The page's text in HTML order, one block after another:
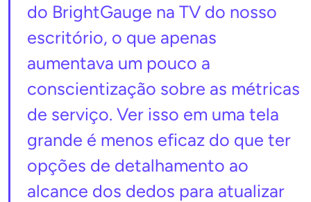
do BrightGauge na TV do nosso
escritório, o que apenas
aumentava um pouco a
conscientização sobre as métricas
de serviço. Ver isso em uma tela
grande é menos eficaz do que ter
opções de detalhamento ao
alcance dos dedos para atualizar